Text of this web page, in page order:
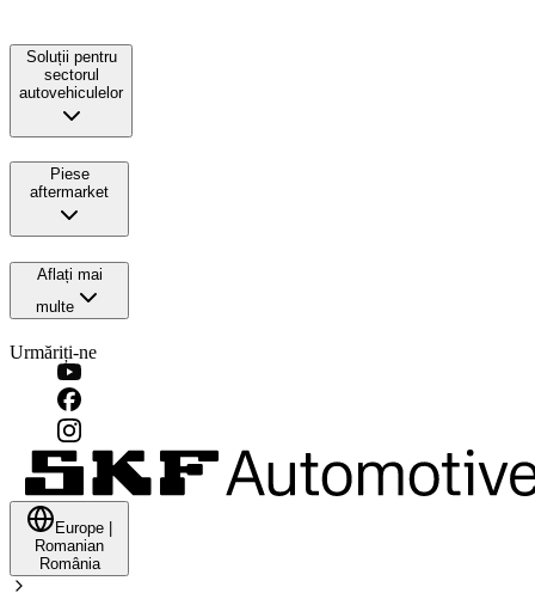
Soluții pentru
sectorul
autovehiculelor
Piese
aftermarket
Aflați mai
multe
Urmăriți-ne
Europe
Romanian
România